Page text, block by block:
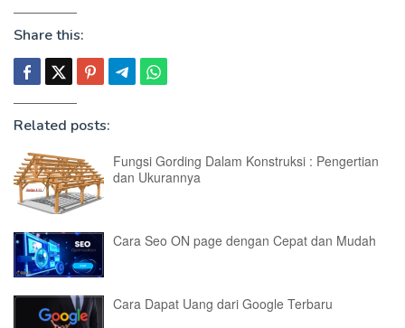
Share this:
Related posts:
Fungsi Gording Dalam Konstruksi : Pengertian
dan Ukurannya
Cara Seo ON page dengan Cepat dan Mudah
Cara Dapat Uang dari Google Terbaru